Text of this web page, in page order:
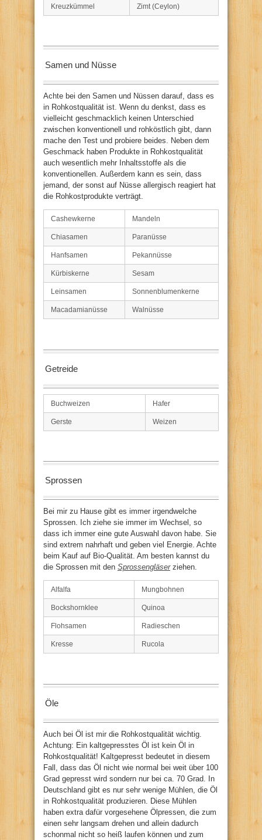
Kreuzkümmel Zimt (Ceylon)
Samen und Nüsse
Achte bei den Samen und Nüssen darauf, dass es
in Rohkostqualität ist. Wenn du denkst, dass es
vielleicht geschmacklich keinen Unterschied
zwischen konventionell und rohköstlich gibt, dann
mache den Test und probiere beides. Neben dem
Geschmack haben Produkte in Rohkostqualität
auch wesentlich mehr Inhaltsstoffe als die
konventionellen. Außerdem kann es sein, dass
jemand, der sonst auf Nüsse allergisch reagiert hat
die Rohkostprodukte verträgt.
Cashewkerne Mandeln
Chiasamen Paranüsse
Hanfsamen Pekannüsse
Kürbiskerne Sesam
Leinsamen Sonnenblumenkerne
Macadamianüsse Walnüsse
Getreide
Buchweizen Hafer
Gerste Weizen
Sprossen
Bei mir zu Hause gibt es immer irgendwelche
Sprossen. Ich ziehe sie immer im Wechsel, so
dass ich immer eine gute Auswahl davon habe. Sie
sind extrem nahrhaft und geben viel Energie. Achte
beim Kauf auf Bio-Qualität. Am besten kannst du
die Sprossen mit den Sprossengläser ziehen.
Alfalfa Mungbohnen
Bockshornklee Quinoa
Flohsamen Radieschen
Kresse Rucola
Öle
Auch bei Öl ist mir die Rohkostqualität wichtig.
Achtung: Ein kaltgepresstes Öl ist kein Öl in
Rohkostqualität! Kaltgepresst bedeutet in diesem
Fall, dass das Öl nicht wie normal bei weit über 100
Grad gepresst wird sondern nur bei ca. 70 Grad. In
Deutschland gibt es nur sehr wenige Mühlen, die Öl
in Rohkostqualität produzieren. Diese Mühlen
haben extra dafür vorgesehene Ölpressen, die zum
einen sehr langsam drehen und allein dadurch
schonmal nicht so heiß laufen können und zum